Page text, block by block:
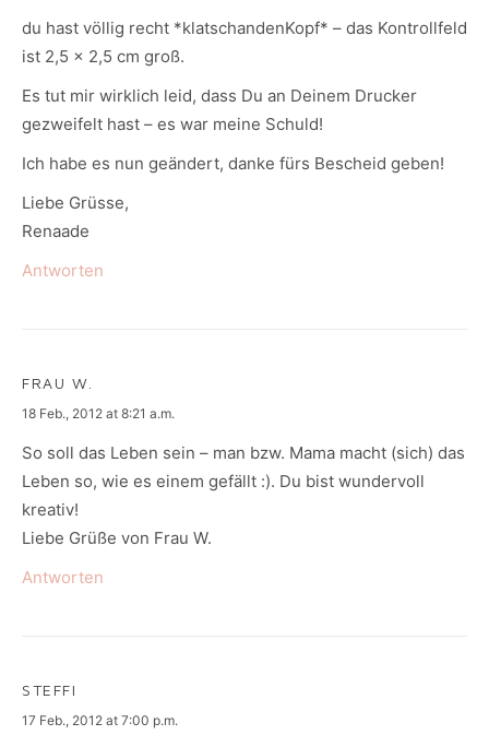
du hast völlig recht *klatschandenKopf* – das Kontrollfeld
ist 2,5 x 2,5 cm groß.
Es tut mir wirklich leid, dass Du an Deinem Drucker
gezweifelt hast – es war meine Schuld!
Ich habe es nun geändert, danke fürs Bescheid geben!
Liebe Grüsse,
Renaade
Antworten
FRAU W.
says:
18 Feb., 2012 at 8:21 a.m.
So soll das Leben sein – man bzw. Mama macht (sich) das
Leben so, wie es einem gefällt :). Du bist wundervoll
kreativ!
Liebe Grüße von Frau W.
Antworten
STEFFI
says:
17 Feb., 2012 at 7:00 p.m.